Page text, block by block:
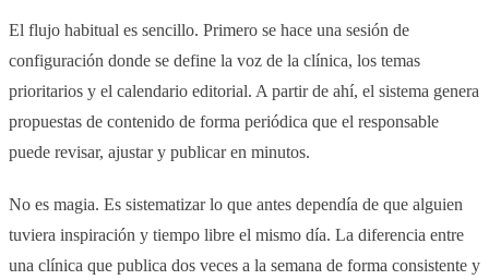
El flujo habitual es sencillo. Primero se hace una sesión de
configuración donde se define la voz de la clínica, los temas
prioritarios y el calendario editorial. A partir de ahí, el sistema genera
propuestas de contenido de forma periódica que el responsable
puede revisar, ajustar y publicar en minutos.
No es magia. Es sistematizar lo que antes dependía de que alguien
tuviera inspiración y tiempo libre el mismo día. La diferencia entre
una clínica que publica dos veces a la semana de forma consistente y